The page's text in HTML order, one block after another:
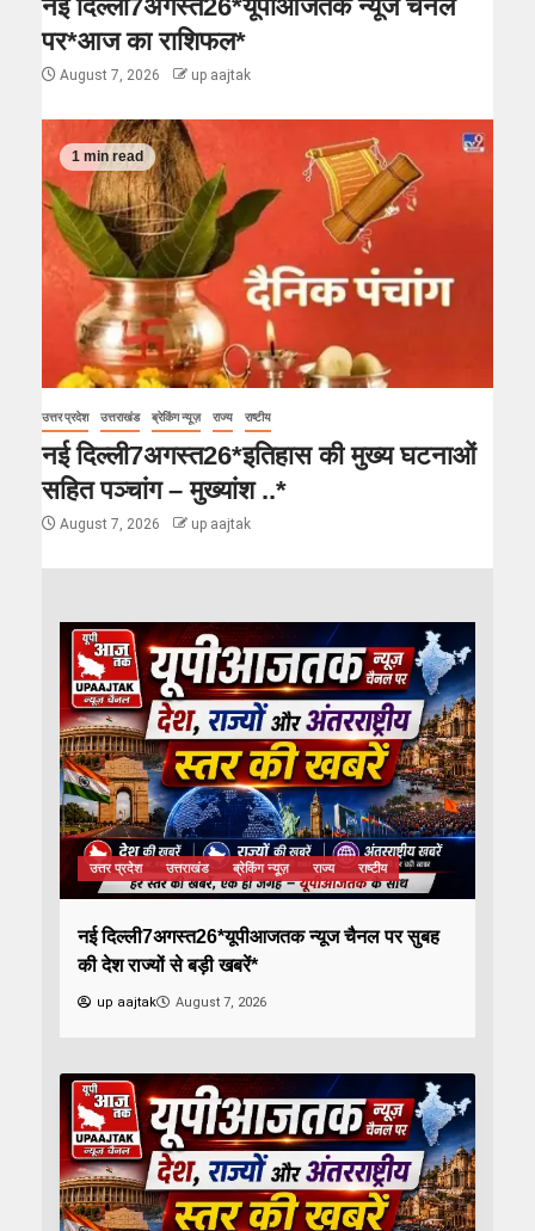
नई दिल्ली7अगस्त26*यूपीआजतक न्यूज चैनल
पर*आज का राशिफल*
August 7, 2026 up aajtak
1 min read
उत्तर प्रदेश उत्तराखंड ब्रेकिंग न्यूज़ राज्य राष्टीय
नई दिल्ली7अगस्त26*इतिहास की मुख्य घटनाओं
सहित पञ्चांग – मुख्यांश ..*
August 7, 2026 up aajtak
उत्तर प्रदेश उत्तराखंड ब्रेकिंग न्यूज़ राज्य राष्टीय
नई दिल्ली7अगस्त26*यूपीआजतक न्यूज चैनल पर सुबह
की देश राज्यों से बड़ी खबरें*
up aajtak August 7, 2026